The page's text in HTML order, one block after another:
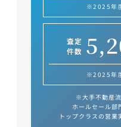
※2025年
査定
件数
※2025年
※大手不動産
ホールセール部
トップクラスの営業